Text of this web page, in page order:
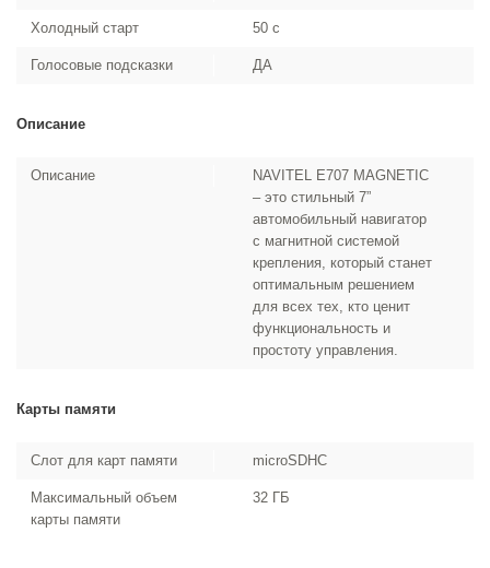
Холодный старт 50 с
Голосовые подсказки ДА
Описание
Описание
NAVITEL E707 MAGNETIC
– это стильный 7”
автомобильный навигатор
с магнитной системой
крепления, который станет
оптимальным решением
для всех тех, кто ценит
функциональность и
простоту управления.
Карты памяти
Слот для карт памяти microSDHC
Максимальный объем
карты памяти
32 ГБ